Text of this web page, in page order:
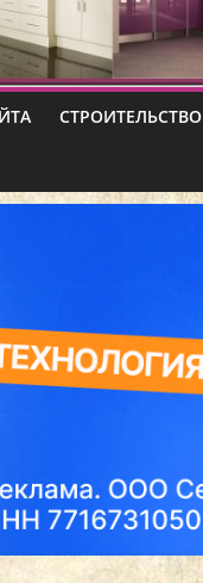
СТРОИТЕЛЬСТВО